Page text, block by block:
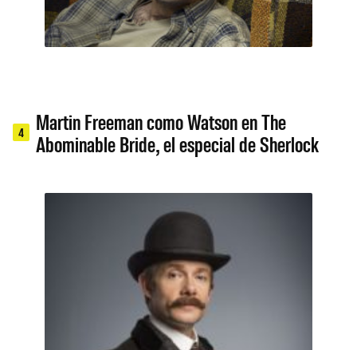
4
Martin Freeman como Watson en The
Abominable Bride, el especial de Sherlock